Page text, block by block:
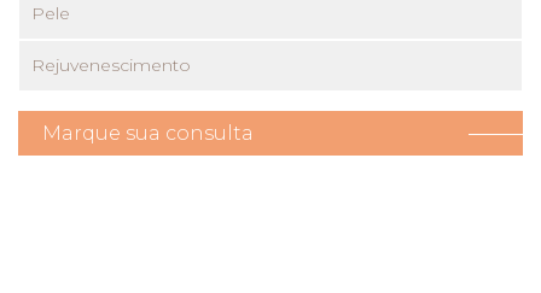
Pele
Rejuvenescimento
Marque sua consulta